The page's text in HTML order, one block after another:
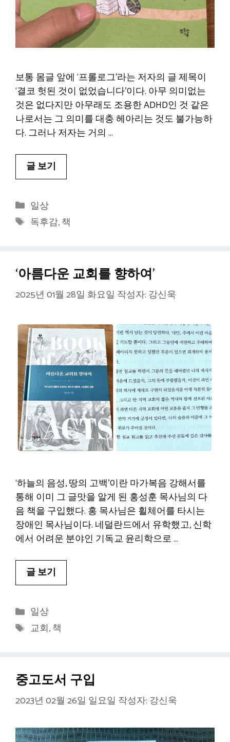
보통 몸글 앞에 ‘프롤로그’라는 저자의 글 제목이
‘결코 헛된 것이 없었습니다’이다. 아무 의미없는
것은 없다지만 아무래도 조용한 ADHD인 것 같은
나로서는 그 의미를 대충 헤아리는 것도 불가능하
다. 그러나 저자는 거의 …
글 보기
카
테
고
일상
태
독후감,책
‘아름다운 교회를 향하여’
2025년 01월 28일 화요일 작성자: 강신욱
‘하늘의 음성, 땅의 고백’이란 마가복음 강해서를
통해 이미 그 글맛을 알게 된 홍성훈 목사님의 다
음 책을 구입했다. 홍 목사님은 휠체어를 타시는
장애인 목사님이다. 네덜란드에서 유학했고, 신학
에서 어려운 분야인 기독교 윤리학으로 …
글 보기
카
테
일상
태
교회,책
중고도서 구입
2023년 02월 26일 일요일 작성자: 강신욱